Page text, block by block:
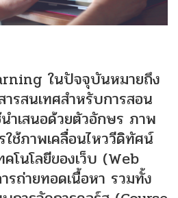
นปัจจุบันหมายถึง
ารสนเทศสำหรับการสอน
ำเสนอด้วยตัวอักษร ภาพ
ช้ภาพเคลื่อนไหววีดิทัศน์
คโนโลยีของเว็บ (Web
ถ่ายทอดเนื้อหา รวมทั้ง